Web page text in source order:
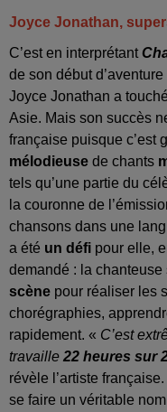
Joyce Jonathan,
C’est en interprétant
de son début
Joyce Jonathan a
Asie. Mais son succès
française puisque c’est
mélodieuse de chants
tels qu’une partie du
la couronne de
chansons dans une
a été un défi pour elle,
demandé : la
scène pour réaliser les
chorégraphies,
rapidement. « C’est
travaille 22 heures sur
révèle l’artiste
se faire un véritable